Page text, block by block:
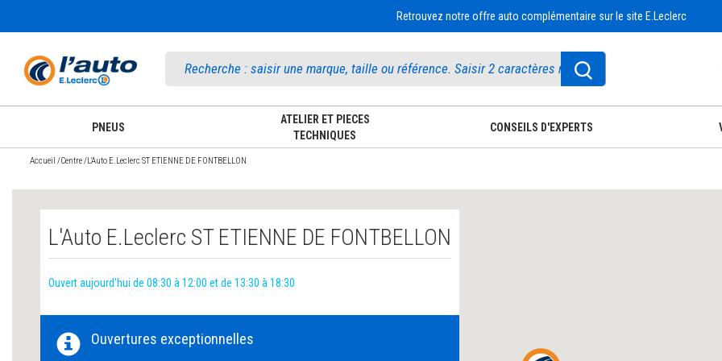
Retrouvez notre offre auto complémentaire sur le site E.Leclerc
PNEUS
ATELIER ET PIECES
TECHNIQUES
CONSEILS D'EXPERTS
Accueil /Centre/L'Auto E.Leclerc ST ETIENNE DE FONTBELLON
L'Auto E.Leclerc ST ETIENNE DE FONTBELLON
Ouvert aujourd'hui de 08:30 à 12:00 et de 13:30 à 18:30
Ouvertures exceptionnelles